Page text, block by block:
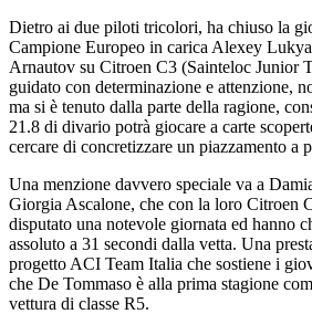
Dietro ai due piloti tricolori, ha chiuso la
Campione Europeo in carica Alexey
Arnautov su Citroen C3 (Sainteloc Junior
guidato con determinazione e attenzione,
ma si è tenuto dalla parte della ragione,
21.8 di divario potrà giocare a carte
cercare di concretizzare un piazzamento a
Una menzione davvero speciale va a
Giorgia Ascalone, che con la loro Citroen
disputato una notevole giornata ed hanno
assoluto a 31 secondi dalla vetta. Una
progetto ACI Team Italia che sostiene i
che De Tommaso è alla prima stagione
vettura di classe R5.